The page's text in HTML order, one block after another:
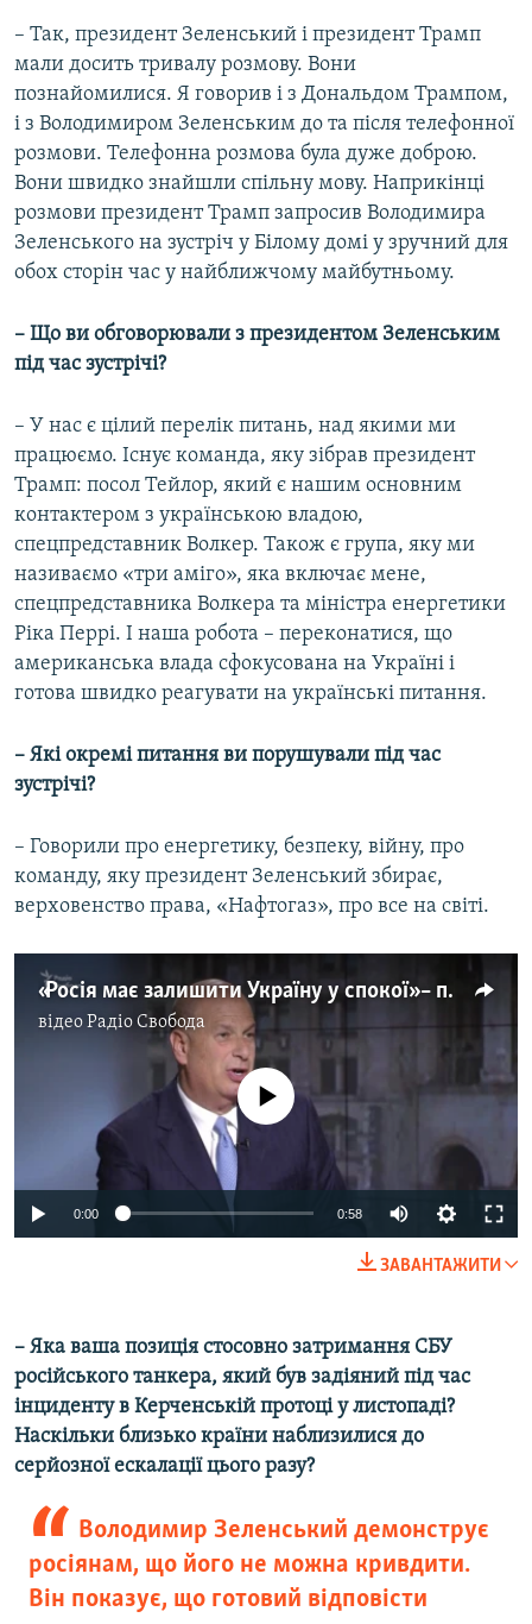
– Так, президент Зеленський і президент Трамп
мали досить тривалу розмову. Вони
познайомилися. Я говорив і з Дональдом Трампом,
і з Володимиром Зеленським до та після телефонної
розмови. Телефонна розмова була дуже доброю.
Вони швидко знайшли спільну мову. Наприкінці
розмови президент Трамп запросив Володимира
Зеленського на зустріч у Білому домі у зручний для
обох сторін час у найближчому майбутньому.
– Що ви обговорювали з президентом Зеленським
під час зустрічі?
– У нас є цілий перелік питань, над якими ми
працюємо. Існує команда, яку зібрав президент
Трамп: посол Тейлор, який є нашим основним
контактером з українською владою,
спецпредставник Волкер. Також є група, яку ми
називаємо «три аміго», яка включає мене,
спецпредставника Волкера та міністра енергетики
Ріка Перрі. І наша робота – переконатися, що
американська влада сфокусована на Україні і
готова швидко реагувати на українські питання.
– Які окремі питання ви порушували під час
зустрічі?
– Говорили про енергетику, безпеку, війну, про
команду, яку президент Зеленський збирає,
верховенство права, «Нафтогаз», про все на світі.
«Росія має залишити Україну у спокої» – посол США в ЄС Гордон Сондланд
відеоРадіо Свобода
No media source currently available
0:00 0:58
ЗАВАНТАЖИТИ
– Яка ваша позиція стосовно затримання СБУ
російського танкера, який був задіяний під час
інциденту в Керченській протоці у листопаді?
Наскільки близько країни наблизилися до
серйозної ескалації цього разу?
Володимир Зеленський демонструє
росіянам, що його не можна кривдити.
Він показує, що готовий відповісти